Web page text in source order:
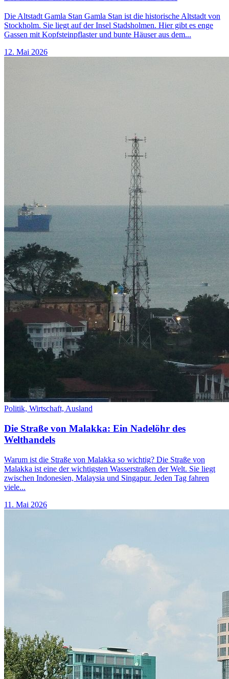
Die Altstadt Gamla Stan Gamla Stan ist die historische Altstadt von
Stockholm. Sie liegt auf der Insel Stadsholmen. Hier gibt es enge
Gassen mit Kopfsteinpflaster und bunte Häuser aus dem...
12. Mai 2026
Politik, Wirtschaft, Ausland
Die Straße von Malakka: Ein Nadelöhr des
Welthandels
Warum ist die Straße von Malakka so wichtig? Die Straße von
Malakka ist eine der wichtigsten Wasserstraßen der Welt. Sie liegt
zwischen Indonesien, Malaysia und Singapur. Jeden Tag fahren
viele...
11. Mai 2026